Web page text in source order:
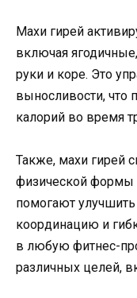
Махи гирей
включая
руки и коре. Это
выносливости, что
калорий во время
Также, махи гирей
физической
помогают
координацию и
в любую фитнес-
различных целей,